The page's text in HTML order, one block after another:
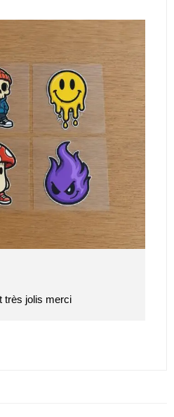
très jolis merci